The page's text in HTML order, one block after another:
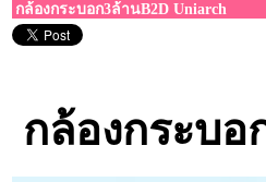
กล้องกระบอก3ล้านB2D Uniarch
กล้องกระบอ